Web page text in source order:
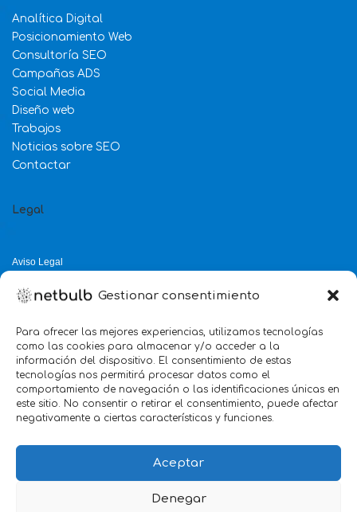
Gestionar consentimiento
Para ofrecer las mejores experiencias, utilizamos tecnologías
como las cookies para almacenar y/o acceder a la
información del dispositivo. El consentimiento de estas
tecnologías nos permitirá procesar datos como el
comportamiento de navegación o las identificaciones únicas en
este sitio. No consentir o retirar el consentimiento, puede afectar
negativamente a ciertas características y funciones.
Aceptar
Denegar
Analítica Digital
Posicionamiento Web
Consultoría SEO
Campañas ADS
Social Media
Diseño web
Trabajos
Noticias sobre SEO
Contactar
Legal
Aviso Legal
Política de Cookies
5.0
Servicio mejor valorado 2025
verificado por: Trustindex